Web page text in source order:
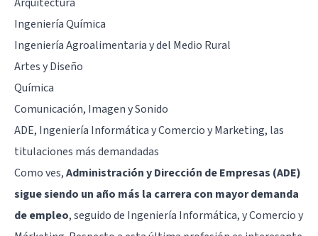
Ingeniería Química
Ingeniería Agroalimentaria y del Medio Rural
Artes y Diseño
Química
Comunicación, Imagen y Sonido
ADE, Ingeniería Informática y Comercio y Marketing, las
titulaciones más demandadas
Como ves,Administración y Dirección de Empresas (ADE)
sigue siendo un año más la carrera con mayor demanda
de empleo, seguido de Ingeniería Informática, y Comercio y